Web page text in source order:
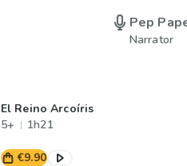
Pep
Narrator
El Reino Arcoíris
5+
1h21
€9.90